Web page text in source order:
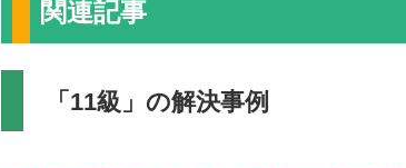
関連記事
「11級」の解決事例